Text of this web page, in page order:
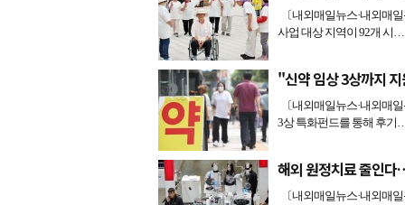
〔내외매일뉴스·내외매
사업 대상 지역이 92개 시…
"신약 임상 3상까지
〔내외매일뉴스·내외매
3상 특화펀드를 통해 후기
해외 원정치료 줄인
〔내외매일뉴스·내외매